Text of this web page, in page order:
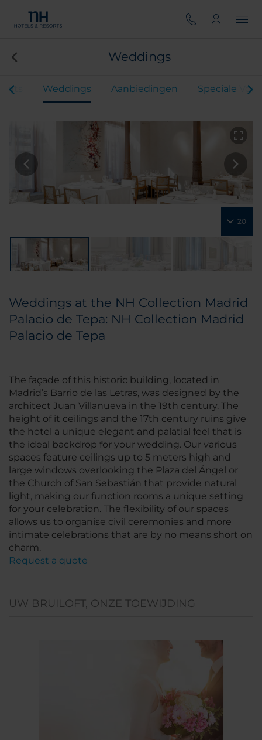
Weddings
Weddings Aanbiedingen Speciale
20
Weddings at the NH Collection Madrid
Palacio de Tepa: NH Collection Madrid
Palacio de Tepa
The façade of this historic building, located in
Madrid’s Barrio de las Letras, was designed by the
architect Juan Villanueva in the 19th century. The
height of it ceilings and the 17th century ruins give
the hotel a unique elegant and palatial feel that is
the ideal backdrop for your wedding. Our various
spaces feature ceilings up to 5 meters high and
large windows overlooking the Plaza del Ángel or
the Church of San Sebastián that provide natural
light, making our function rooms a unique setting
for your celebration. The flexibility of our spaces
allows us to organise civil ceremonies and more
intimate celebrations that are by no means short on
charm.
Request a quote
UW BRUILOFT, ONZE TOEWIJDING